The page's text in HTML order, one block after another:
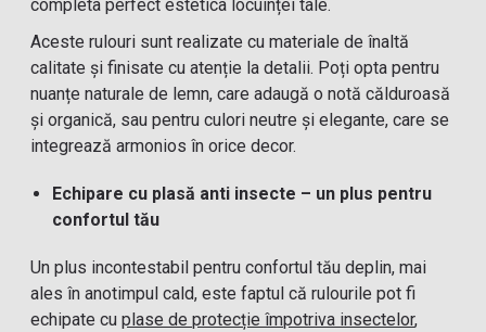
completa perfect estetica locuinței tale.
Aceste rulouri sunt realizate cu materiale de înaltă
calitate și finisate cu atenție la detalii. Poți opta pentru
nuanțe naturale de lemn, care adaugă o notă călduroasă
și organică, sau pentru culori neutre și elegante, care se
integrează armonios în orice decor.
Echipare cu plasă anti insecte – un plus pentru
confortul tău
Un plus incontestabil pentru confortul tău deplin, mai
ales în anotimpul cald, este faptul că rulourile pot fi
echipate cuplase de protecție împotriva insectelor,